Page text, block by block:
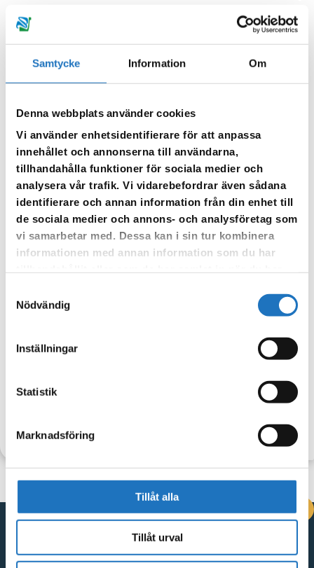
Samtycke Information Om
Denna webbplats använder cookies
Vi använder enhetsidentifierare för att anpassa
innehållet och annonserna till användarna,
tillhandahålla funktioner för sociala medier och
analysera vår trafik. Vi vidarebefordrar även sådana
identifierare och annan information från din enhet till
de sociala medier och annons- och analysföretag som
vi samarbetar med. Dessa kan i sin tur kombinera
informationen med annan information som du har
Nödvändig
Inställningar
Statistik
Marknadsföring
Tillåt alla
Tillåt urval
skadan, fyller i följande blankett:
Anmälan från fastighetsägare
om översvämningoch skickar den till
kundservice@sormlandvatten.se för handläggning.
göra vid översvämning” se nedan:
Att göra vid översvämning
Bryt strömmen i översvämmade lokaler, men se till att
dräneringspumpen fungerar
Rensa brunnar och avrinningar runt huset
Palla upp eller flytta inventarier till en säker plats
Pumpa bort och torka om möjligt upp allt vatten
Var noga med att rengöra allt som har varit i kontakt med
översvämmat vatten
Dokumentera skadorna efter översvämningen
Kontakta oss